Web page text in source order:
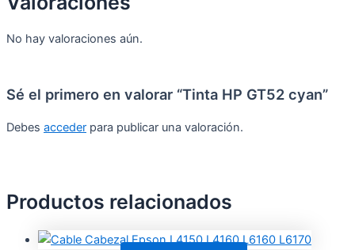
No hay valoraciones aún.
Sé el primero en valorar “Tinta HP GT52 cyan”
Debes acceder para publicar una valoración.
Productos relacionados